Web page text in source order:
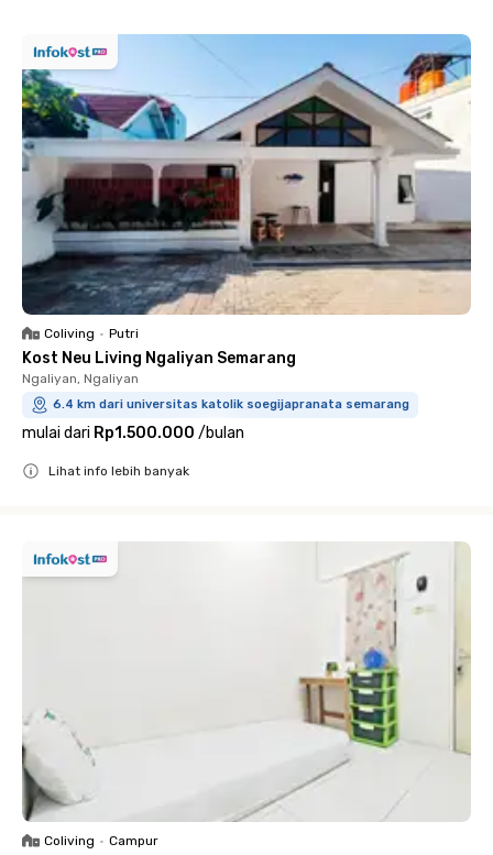
Coliving • Putri
Kost Neu Living Ngaliyan Semarang
Ngaliyan, Ngaliyan
6.4 km dari universitas katolik soegijapranata semarang
mulai dari Rp1.500.000 /bulan
Lihat info lebih banyak
Coliving • Campur